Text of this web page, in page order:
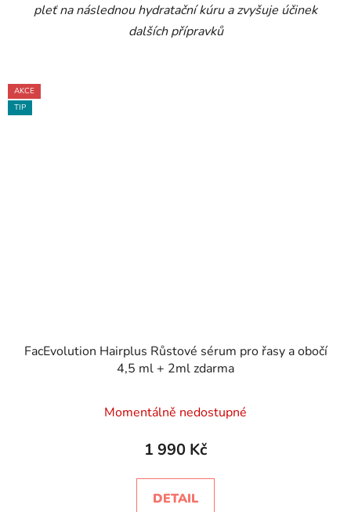
pleť na následnou hydratační kúru a zvyšuje účinek
dalších přípravků
AKCE
TIP
FacEvolution Hairplus Růstové sérum pro řasy a obočí
4,5 ml + 2ml zdarma
Momentálně nedostupné
1 990 Kč
DETAIL